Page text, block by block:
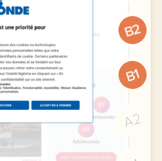
B2
B1
A2